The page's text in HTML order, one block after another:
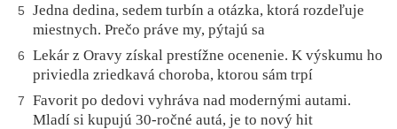
5
Jedna dedina, sedem turbín a otázka, ktorá rozdeľuje
miestnych. Prečo práve my, pýtajú sa
6
Lekár z Oravy získal prestížne ocenenie. K výskumu ho
priviedla zriedkavá choroba, ktorou sám trpí
7
Favorit po dedovi vyhráva nad modernými autami.
Mladí si kupujú 30-ročné autá, je to nový hit